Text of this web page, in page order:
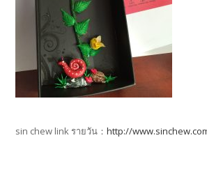
sin chew link รายวัน：http://